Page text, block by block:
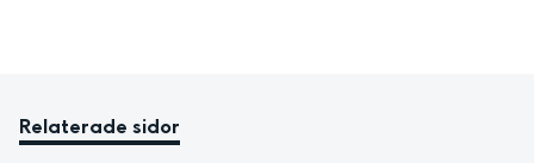
Relaterade sidor